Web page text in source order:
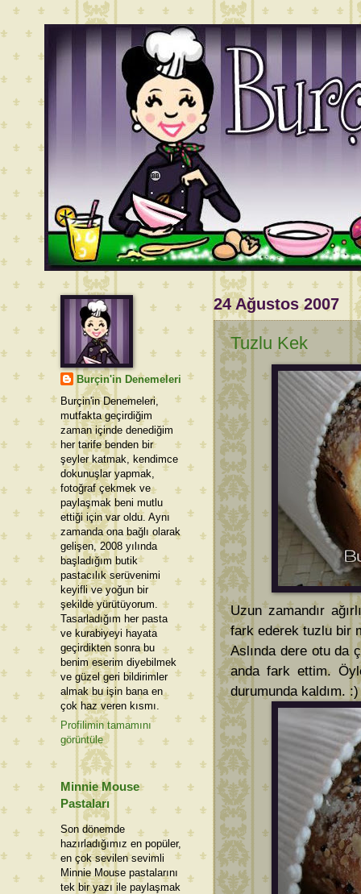
24 Ağustos 2007
Tuzlu Kek
Uzun zamandır
fark ederek tuzlu bir
Aslında dere otu da
anda fark ettim.
durumunda kaldım. :)
Burçin'in Denemeleri
Burçin'in Denemeleri,
mutfakta geçirdiğim
zaman içinde denediğim
her tarife benden bir
şeyler katmak, kendimce
dokunuşlar yapmak,
fotoğraf çekmek ve
paylaşmak beni mutlu
ettiği için var oldu. Aynı
zamanda ona bağlı olarak
gelişen, 2008 yılında
başladığım butik
pastacılık serüvenimi
keyifli ve yoğun bir
şekilde yürütüyorum.
Tasarladığım her pasta
ve kurabiyeyi hayata
geçirdikten sonra bu
benim eserim diyebilmek
ve güzel geri bildirimler
almak bu işin bana en
çok haz veren kısmı.
Profilimin tamamını
görüntüle
Minnie Mouse
Pastaları
Son dönemde
hazırladığımız en popüler,
en çok sevilen sevimli
Minnie Mouse pastalarını
tek bir yazı ile paylaşmak